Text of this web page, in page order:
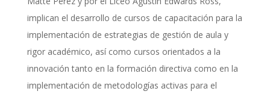
implican el desarrollo de cursos de capacitación para la
implementación de estrategias de gestión de aula y
rigor académico, así como cursos orientados a la
innovación tanto en la formación directiva como en la
implementación de metodologías activas para el